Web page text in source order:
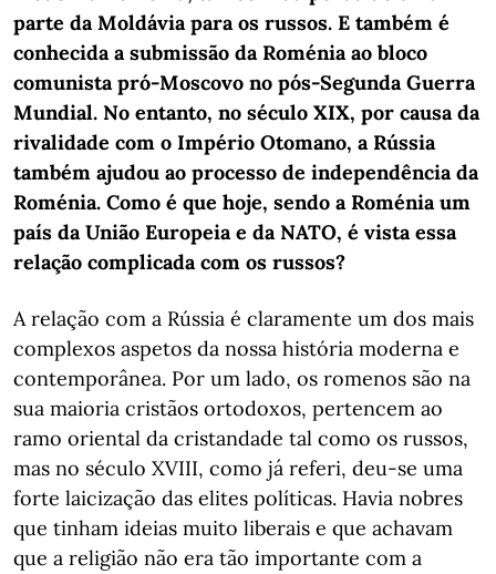
parte da Moldávia para os russos. E também é
conhecida a submissão da Roménia ao bloco
comunista pró-Moscovo no pós-Segunda Guerra
Mundial. No entanto, no século XIX, por causa da
rivalidade com o Império Otomano, a Rússia
também ajudou ao processo de independência da
Roménia. Como é que hoje, sendo a Roménia um
país da União Europeia e da NATO, é vista essa
relação complicada com os russos?
A relação com a Rússia é claramente um dos mais
complexos aspetos da nossa história moderna e
contemporânea. Por um lado, os romenos são na
sua maioria cristãos ortodoxos, pertencem ao
ramo oriental da cristandade tal como os russos,
mas no século XVIII, como já referi, deu-se uma
forte laicização das elites políticas. Havia nobres
que tinham ideias muito liberais e que achavam
que a religião não era tão importante com a